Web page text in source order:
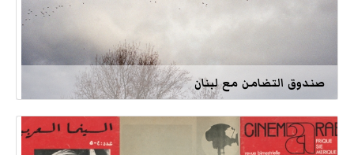
صندوق التضامن مع لبنان